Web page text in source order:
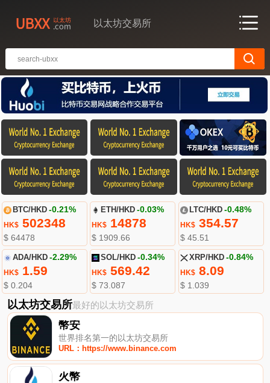
以太坊交易所
BTC/HKD -0.21%
HK$502348
$ 64478
ETH/HKD -0.03%
HK$ 14878
$ 1909.66
LTC/HKD -0.48%
HK$354.57
$ 45.51
ADA/HKD -2.29%
HK$1.59
$ 0.204
SOL/HKD -0.34%
HK$ 569.42
$ 73.087
XRP/HKD -0.84%
HK$8.09
$ 1.039
以太坊交易所最好的以太坊交易所
幣安
世界排名第一的以太坊交易所
URL：https://www.binance.com
火幣